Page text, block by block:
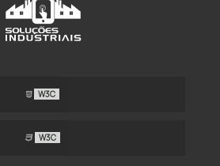
W3C
W3C